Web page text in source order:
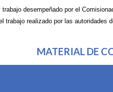
desempeñado por el
trabajo realizado por las
MATERIAL DE